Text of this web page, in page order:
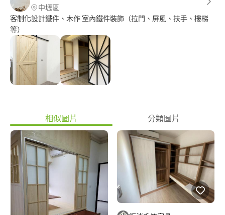
中壢區
客制化設計鐵件、木作 室內鐵件裝飾（拉門、屏風、扶手、樓梯
等）
相似圖片 分類圖片